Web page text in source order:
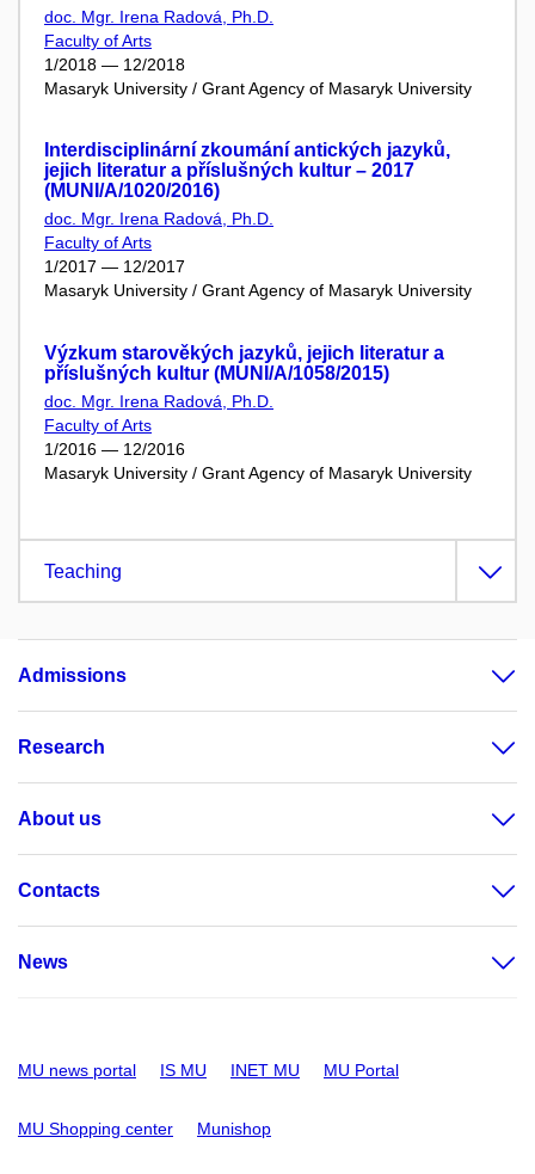
doc. Mgr. Irena Radová, Ph.D.
Faculty of Arts
1/2018 — 12/2018
Masaryk University / Grant Agency of Masaryk University
Interdisciplinární zkoumání antických jazyků,
jejich literatur a příslušných kultur – 2017
(MUNI/A/1020/2016)
doc. Mgr. Irena Radová, Ph.D.
Faculty of Arts
1/2017 — 12/2017
Masaryk University / Grant Agency of Masaryk University
Výzkum starověkých jazyků, jejich literatur a
příslušných kultur (MUNI/A/1058/2015)
doc. Mgr. Irena Radová, Ph.D.
Faculty of Arts
1/2016 — 12/2016
Masaryk University / Grant Agency of Masaryk University
Teaching
Admissions
Research
About us
Contacts
News
MU news portal IS MU INET MU MU Portal
MU Shopping center Munishop